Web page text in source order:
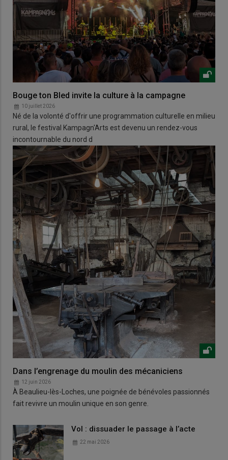
Bouge ton Bled invite la culture à la campagne
10 juillet 2026
Né de la volonté d'offrir une programmation culturelle en milieu
rural, le festival Kampagn'Arts est devenu un rendez-vous
incontournable du nord d
Dans l’engrenage du moulin des mécaniciens
12 juin 2026
À Beaulieu-lès-Loches, une poignée de bénévoles passionnés
fait revivre un moulin unique en son genre.
Vol : dissuader le passage à l’acte
22 mai 2026